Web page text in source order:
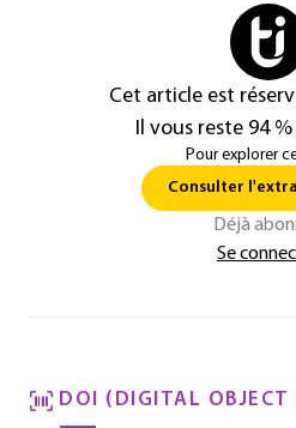
Cet article est
Il vous reste 94
Pour explorer
Consulter
Déjà
Se
DOI (DIGITAL OBJECT